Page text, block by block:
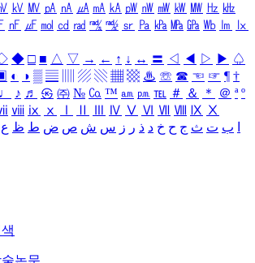
㎸ ㎹ ㎀ ㎁ ㎂ ㎃ ㎄ ㎺ ㎻ ㎽ ㎾ ㎿ ㎐ ㎑
㎋ ㎌ ㏖ ㏅ ㎭ ㎮ ㎯ ㏛ ㎩ ㎪ ㎫ ㎬ ㏝ ㏐
㏓
◆ □ ■ △ ▽ → ← ↑ ↓ ↔ 〓 ◁ ◀ ▷ ▶ ♤
◐ ◑ ▒ ▤ ▨ ▧ ▦ ▩ ♨ ☏ ☎ ☜ ☞ ¶ †
♩ ♪ ♬ ㉿ ㈜ № ㏇ ™ ㏂ ㏘ ℡ ＃ ＆ ＊ ＠ ª º
ⅷ ⅸ ⅹ Ⅳ Ⅴ Ⅵ Ⅶ Ⅷ Ⅸ Ⅹ
ب ت ث ج ح خ د ذ ر ز س ش ص ض ط ظ ع